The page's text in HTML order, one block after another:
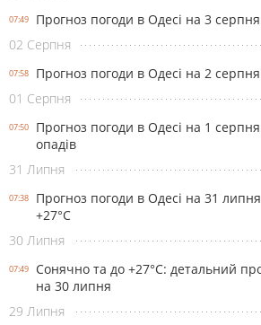
07:49
Прогноз погоди в Одесі на 3
02 Серпня
07:58
Прогноз погоди в Одесі на 2
01 Серпня
07:50
Прогноз погоди в Одесі на 1
опадів
31 Липня
07:38
Прогноз погоди в Одесі на 31
+27°С
30 Липня
07:49
Сонячно та до +27°С: детальний
на 30 липня
29 Липня